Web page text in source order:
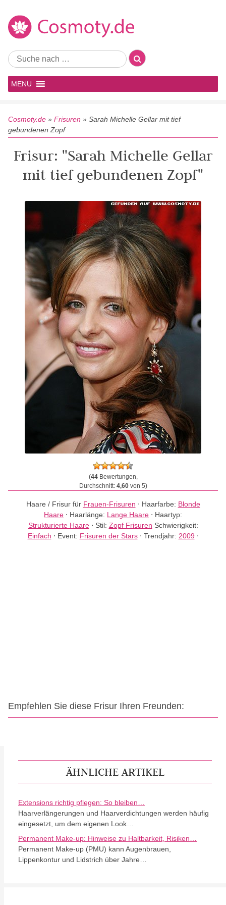
MENU
Cosmoty.de » Frisuren » Sarah Michelle Gellar mit tief
gebundenen Zopf
Frisur: "Sarah Michelle Gellar
mit tief gebundenen Zopf"
(44Bewertungen,
Durchschnitt: 4,60von 5)
Haare / Frisur für Frauen-Frisuren ⋅ Haarfarbe: Blonde
Haare ⋅ Haarlänge: Lange Haare ⋅ Haartyp:
Strukturierte Haare⋅ Stil: Zopf Frisuren Schwierigkeit:
Einfach ⋅ Event: Frisuren der Stars⋅ Trendjahr: 2009 ⋅
Empfehlen Sie diese Frisur Ihren Freunden:
ÄHNLICHE ARTIKEL
Extensions richtig pflegen: So bleiben…
Haarverlängerungen und Haarverdichtungen werden häufig
eingesetzt, um dem eigenen Look…
Permanent Make-up: Hinweise zu Haltbarkeit, Risiken…
Permanent Make-up (PMU) kann Augenbrauen,
Lippenkontur und Lidstrich über Jahre…